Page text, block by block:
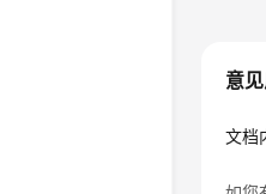
意
文档